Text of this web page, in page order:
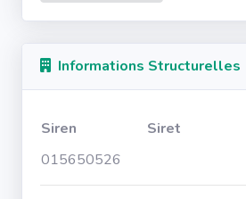
Informations Structurelles
Siren Siret
015650526